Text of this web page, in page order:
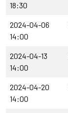
18:30
2024-04-06
14:00
2024-04-13
14:00
2024-04-20
14:00